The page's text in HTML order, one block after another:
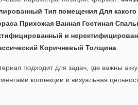
Тип помещения Для
Прихожая Ванная Гостиная
и
Коричневый Толщина
подходит для задач, где важны
коллекции и визуальная